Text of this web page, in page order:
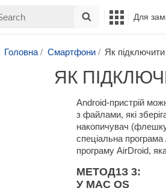
Для
Головна Смартфони Як
ЯК
Android-пристрій
з файлами, які
накопичувач
спеціальна
програму AirDroid,
МЕТОД1З 3:
У MAC OS